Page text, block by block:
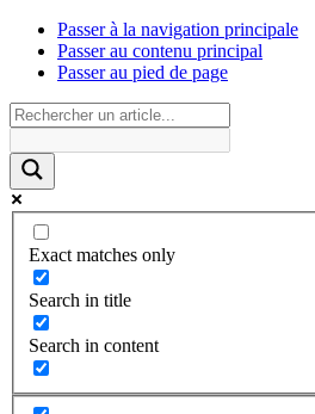
Passer à la navigation principale
Passer au contenu principal
Passer au pied de page
Exact matches only
Search in title
Search in content